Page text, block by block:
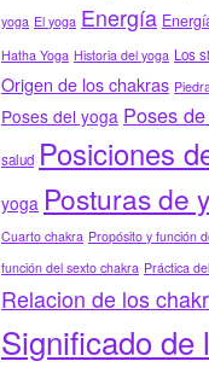
yoga El yoga Energía
Hatha Yoga Historia del yoga Los
Origen de los chakras
Poses del yoga Poses
salud Posiciones
yoga Posturas de
Cuarto chakra Propósito y función
función del sexto chakra Práctica
Relacion de los
Significado de